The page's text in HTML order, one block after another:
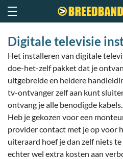
Digitale televisie
Het installeren van digitale
doe-het-zelf pakket dat je
uitgebreide en heldere
tv-ontvanger zelf aan kunt
ontvang je alle benodigde kabels.
Heb je gekozen voor een
provider contact met je op voor
uiteraard hoef je dan zelf niets
echter wel extra kosten aan